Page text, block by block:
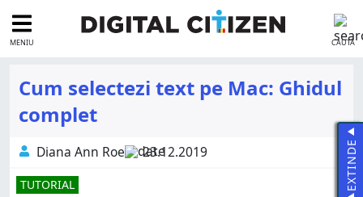
MENIU CAUTĂ
Cum selectezi text pe Mac: Ghidul
complet
Diana Ann Roe 23.12.2019
TUTORIAL EXTINDE